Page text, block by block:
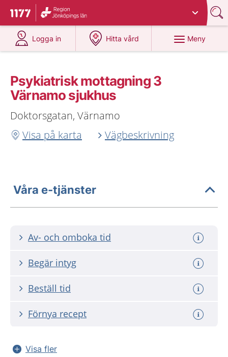
Till startsidan för 1177
Du har valt region
Logga in
på 1177.se
Hitta vård
på 1177.se
Meny
Psykiatrisk mottagning 3
Värnamo sjukhus
Doktorsgatan, Värnamo
Visa på karta
Vägbeskrivning
Våra e-tjänster
Av- och omboka tid
Begär intyg
Beställ tid
Förnya recept
Visa fler